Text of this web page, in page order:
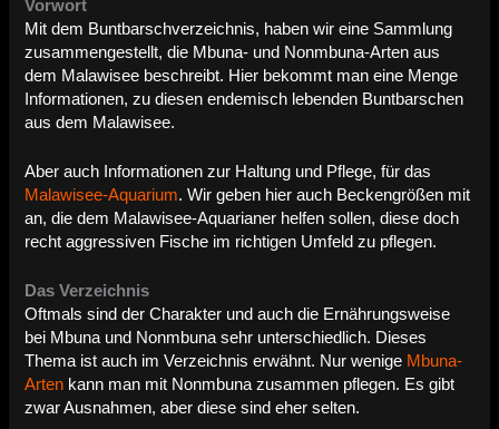
Vorwort
Mit dem Buntbarschverzeichnis, haben wir eine Sammlung
zusammengestellt, die Mbuna- und Nonmbuna-Arten aus
dem Malawisee beschreibt. Hier bekommt man eine Menge
Informationen, zu diesen endemisch lebenden Buntbarschen
aus dem Malawisee.
Aber auch Informationen zur Haltung und Pflege, für das
Malawisee-Aquarium. Wir geben hier auch Beckengrößen mit
an, die dem Malawisee-Aquarianer helfen sollen, diese doch
recht aggressiven Fische im richtigen Umfeld zu pflegen.
Das Verzeichnis
Oftmals sind der Charakter und auch die Ernährungsweise
bei Mbuna und Nonmbuna sehr unterschiedlich. Dieses
Thema ist auch im Verzeichnis erwähnt. Nur wenige Mbuna-
Arten kann man mit Nonmbuna zusammen pflegen. Es gibt
zwar Ausnahmen, aber diese sind eher selten.